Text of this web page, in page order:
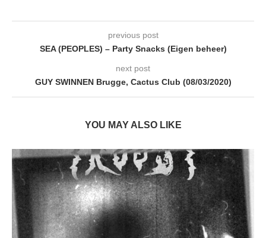
previous post
SEA (PEOPLES) – Party Snacks (Eigen beheer)
next post
GUY SWINNEN Brugge, Cactus Club (08/03/2020)
YOU MAY ALSO LIKE